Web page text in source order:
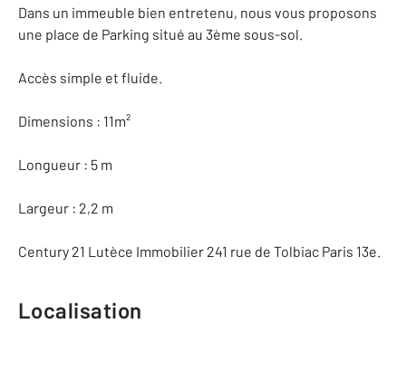
Dans un immeuble bien entretenu, nous vous proposons
une place de Parking situé au 3ème sous-sol.
Accès simple et fluide.
Dimensions : 11m²
Longueur : 5 m
Largeur : 2,2 m
Century 21 Lutèce Immobilier 241 rue de Tolbiac Paris 13e.
Localisation